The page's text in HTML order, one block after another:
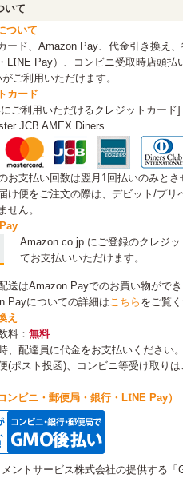
いて
ついて
ード、Amazon Pay、代金引き換え
LINE Pay）、コンビニ受取時店頭払
ご利用いただけます。
カード
にご利用いただけるクレジットカード]
JCB AMEX Diners
お支払い回数は翌月1回払いのみとさ
け便をご注文の際は、デビット/プリ
せん。
Amazon.co.jp にご登録のクレジ
てお支払いいただけます。
送はAmazon Payでのお買い物ができ
Payについての詳細はこちら をご覧く
え
料： 無料
、配達員に代金をお支払いください。
(ポスト投函)、コンビニ等受け取り
ンビニ・郵便局・銀行・LINE Pay）
ントサービス株式会社の提供する「